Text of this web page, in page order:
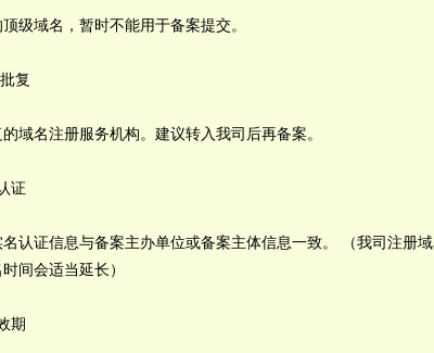
级域名，暂时不能用于备案提交。
复
域名注册服务机构。建议转入我司后再备案。
证
认证信息与备案主办单位或备案主体信息一致。 （我司注册
间会适当延长）
期